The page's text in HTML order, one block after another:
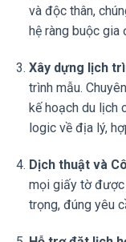
và độc thân,
hệ ràng buộc gia
Xây dựng lịch
trình mẫu.
kế hoạch du lịch
logic về địa lý,
Dịch thuật và
mọi giấy tờ được
trọng, đúng yêu